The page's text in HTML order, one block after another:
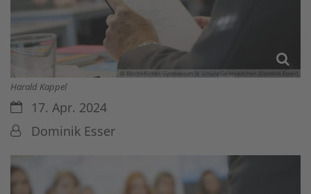
© Bischöfliches Gymnasium St. Ursula Geilenkirchen (Dominik Esser)
Harald Kappel
Datum:17. Apr. 2024
Von:Dominik Esser